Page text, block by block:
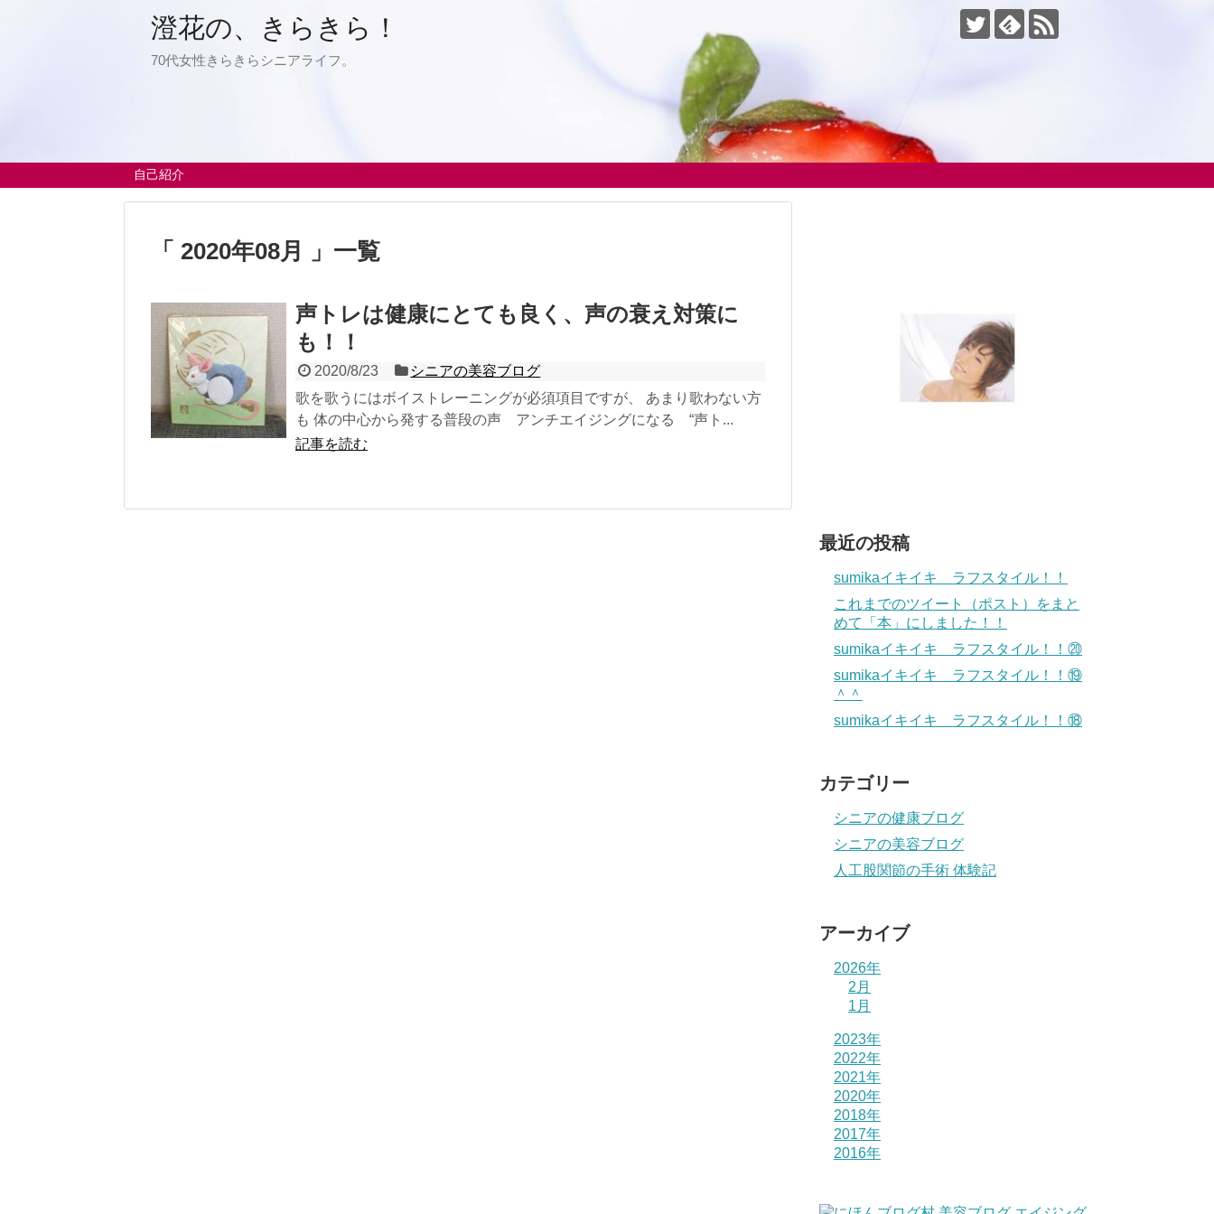
澄花の、きらきら！
70代女性きらきらシニアライフ。
自己紹介
「 2020年08月 」一覧
声トレは健康にとても良く、声の衰え対策に
も！！
2020/8/23
シニアの美容ブログ
歌を歌うにはボイストレーニングが必須項目ですが、 あまり歌わない方
も 体の中心から発する普段の声 アンチエイジングになる “声ト...
記事を読む
最近の投稿
sumikaイキイキ ラフスタイル！！
これまでのツイート（ポスト）をまと
めて「本」にしました！！
sumikaイキイキ ラフスタイル！！⑳
sumikaイキイキ ラフスタイル！！⑲
＾＾
sumikaイキイキ ラフスタイル！！⑱
カテゴリー
シニアの健康ブログ
シニアの美容ブログ
人工股関節の手術 体験記
アーカイブ
2026年
2月
1月
2023年
2022年
2021年
2020年
2018年
2017年
2016年